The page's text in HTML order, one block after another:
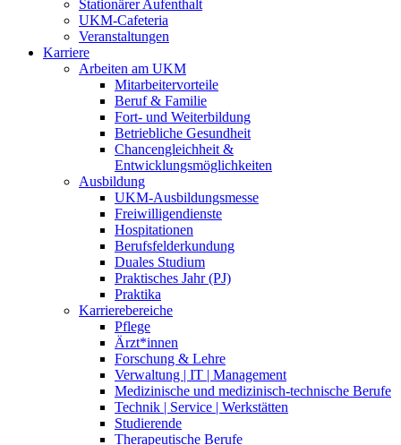
Stationärer Aufenthalt
UKM-Cafeteria
Veranstaltungen
Karriere
Arbeiten am UKM
Mitarbeitervorteile
Beruf & Familie
Fort- und Weiterbildung
Betriebliche Gesundheit
Chancengleichheit &
Entwicklungsmöglichkeiten
Ausbildung
UKM-Ausbildungsmesse
Freiwilligendienste
Hospitationen
Berufsfelderkundung
Duales Studium
Praktisches Jahr (PJ)
Praktika
Karrierebereiche
Pflege
Ärzt*innen
Forschung & Lehre
Verwaltung | IT | Management
Medizinische und medizinisch-technische Berufe
Technik | Service | Werkstätten
Studierende
Therapeutische Berufe